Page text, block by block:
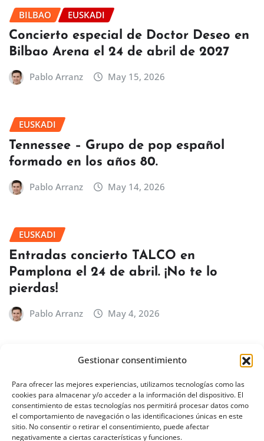
Gestionar consentimiento
Para ofrecer las mejores experiencias, utilizamos tecnologías como las
cookies para almacenar y/o acceder a la información del dispositivo. El
consentimiento de estas tecnologías nos permitirá procesar datos como
el comportamiento de navegación o las identificaciones únicas en este
sitio. No consentir o retirar el consentimiento, puede afectar
negativamente a ciertas características y funciones.
BILBAO EUSKADI
Concierto especial de Doctor Deseo en
Bilbao Arena el 24 de abril de 2027
Pablo Arranz May 15, 2026
EUSKADI
Tennessee – Grupo de pop español
formado en los años 80.
Pablo Arranz May 14, 2026
EUSKADI
Entradas concierto TALCO en
Pamplona el 24 de abril. ¡No te lo
pierdas!
Pablo Arranz May 4, 2026
EUSKADI
Concierto de Íñigo Quintero en Bilbao
– 18 de febrero de 2027
Pablo Arranz Abr 30, 2026